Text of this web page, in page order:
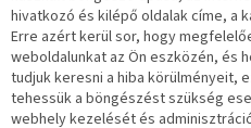
hivatkozó és kilépő oldalak címe, a
Erre azért kerül sor, hogy
weboldalunkat az Ön eszközén, és
tudjuk keresni a hiba körülményeit,
tehessük a böngészést szükség
webhely kezelését és